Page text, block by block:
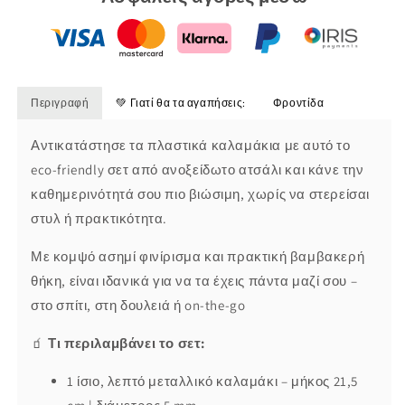
Περιγραφή 💚 Γιατί θα τα αγαπήσεις: Φροντίδα
Αντικατάστησε τα πλαστικά καλαμάκια με αυτό το
eco-friendly σετ από ανοξείδωτο ατσάλι και κάνε την
καθημερινότητά σου πιο βιώσιμη, χωρίς να στερείσαι
στυλ ή πρακτικότητα.
Με κομψό ασημί φινίρισμα και πρακτική βαμβακερή
θήκη, είναι ιδανικά για να τα έχεις πάντα μαζί σου –
στο σπίτι, στη δουλειά ή on-the-go
🧃Τι περιλαμβάνει το σετ:
1 ίσιο, λεπτό μεταλλικό καλαμάκι – μήκος 21,5